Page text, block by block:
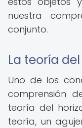
nuestra
conjunto.
La teoría
Uno de los
comprensión
teoría del
teoría, un